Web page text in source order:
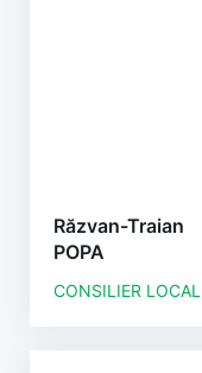
Răzvan-Traian
POPA
CONSILIER LOCAL